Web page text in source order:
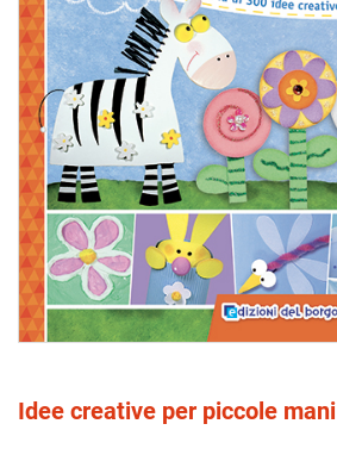
Idee creative per piccole mani